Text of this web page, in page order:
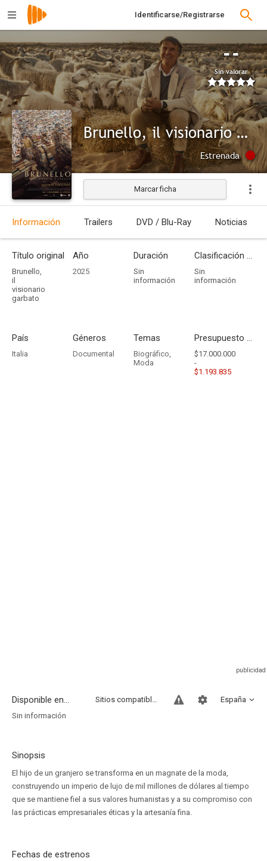
Identificarse/Registrarse
--
Sin valorar
Brunello, il visionario garbato
Estrenada
Marcar ficha
Información Trailers DVD / Blu-Ray Noticias
Título original
Brunello,
il
visionario
garbato
Año
2025
Duración
Sin
información
Clasificación por edades
Sin
información
País
Italia
Géneros
Documental
Temas
Biográfico,
Moda
Presupuesto - Ingresos
$17.000.000
-
$1.193.835
Disponible en... España
Sitios compatibles
Sin información
Sinopsis
El hijo de un granjero se transforma en un magnate de la moda,
construyendo un imperio de lujo de mil millones de dólares al tiempo
que se mantiene fiel a sus valores humanistas y a su compromiso con
las prácticas empresariales éticas y la artesanía fina.
Fechas de estrenos